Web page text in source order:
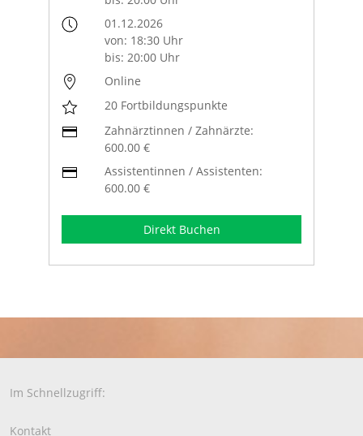
01.12.2026
von: 18:30 Uhr
bis: 20:00 Uhr
Online
20 Fortbildungspunkte
Zahnärztinnen / Zahnärzte:
600.00 €
Assistentinnen / Assistenten:
600.00 €
Direkt Buchen
Im Schnellzugriff:
Kontakt